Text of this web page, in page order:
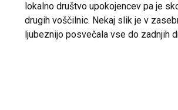
lokalno društvo upokojencev pa je
drugih voščilnic. Nekaj slik je v
ljubeznijo posvečala vse do zadnjih